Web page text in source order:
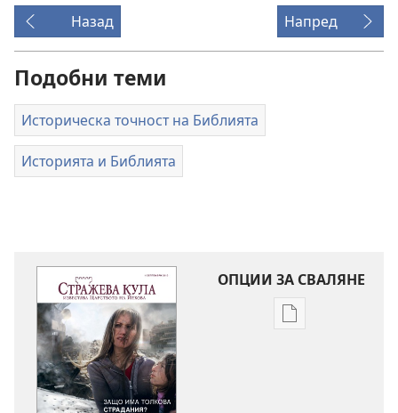
Назад Напред
Подобни теми
Историческа точност на Библията
Историята и Библията
ОПЦИИ ЗА СВАЛЯНЕ
Опции